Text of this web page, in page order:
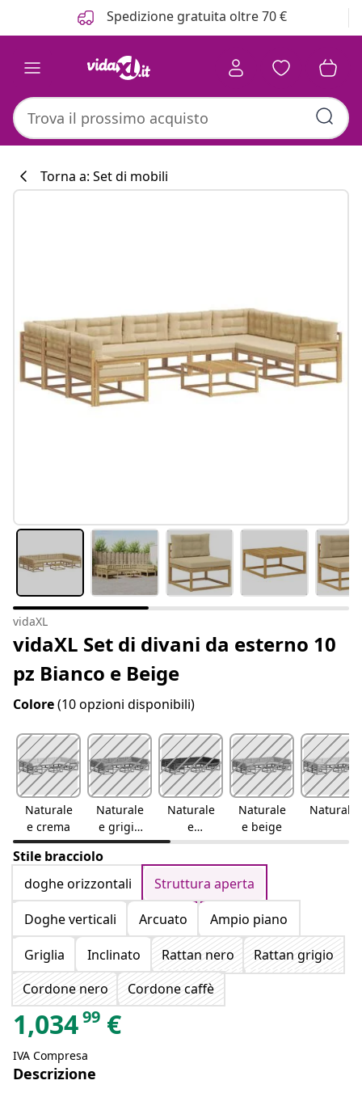
Spedizione gratuita oltre 70 €
Torna a: Set di mobili
vidaXL
vidaXL Set di divani da esterno 10
pz Bianco e Beige
Colore(10 opzioni disponibili)
Naturale
e crema
Naturale
e grigio
chiaro
Naturale
e
antracite
Naturale
e beige
Naturale
Stile bracciolo
doghe orizzontali
Struttura aperta
Doghe verticali
Arcuato
Ampio piano
Griglia
Inclinato Rattan nero
Rattan grigio
Cordone nero
Cordone caffè
1,03499 €
IVA Compresa
Descrizione